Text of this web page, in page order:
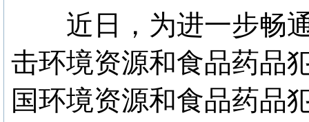
近日，为进一步畅通
击环境资源和食品药品
国环境资源和食品药品